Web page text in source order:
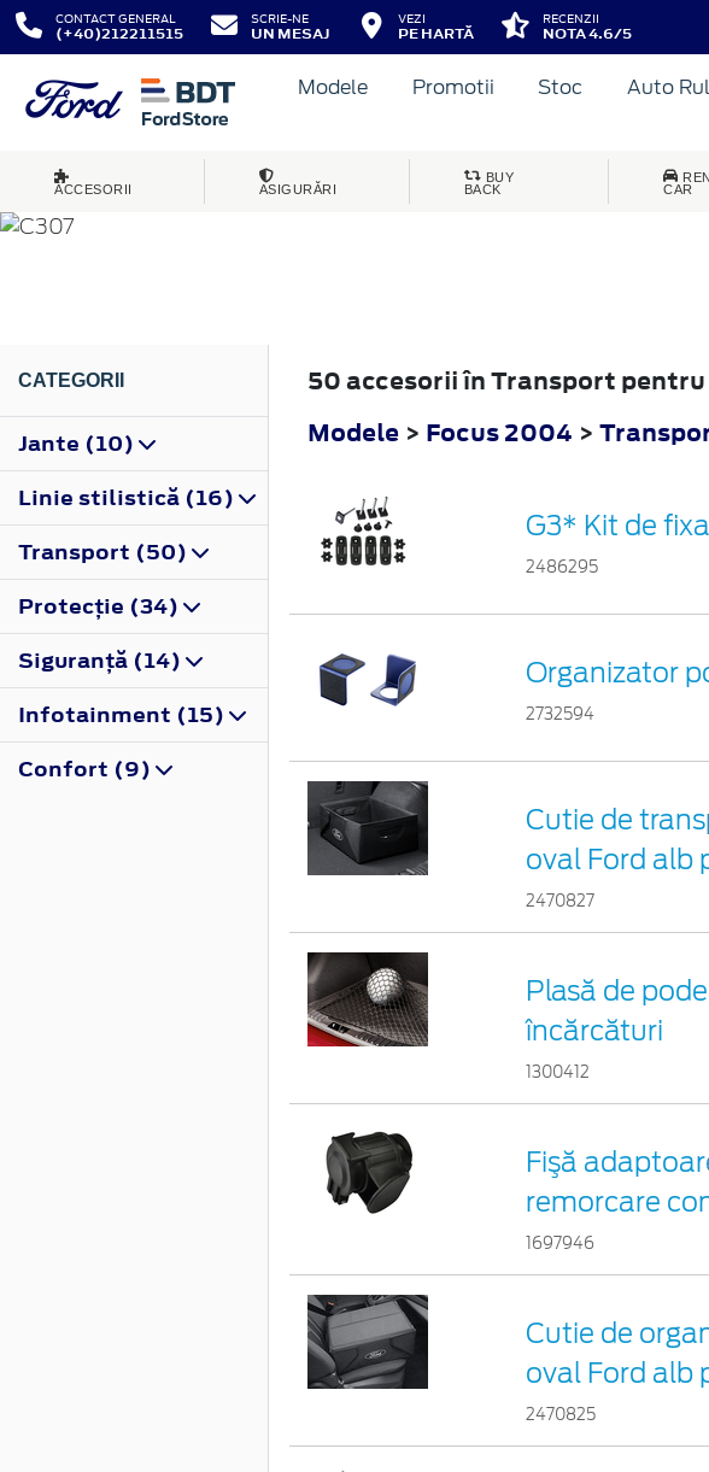
CONTACT GENERAL
(+40)212211515
SCRIE-NE
UN MESAJ
VEZI
PE HARTĂ
RECENZII
NOTA 4.6/5
Modele Promotii Stoc Auto
ACCESORII ASIGURĂRI
BUY
BACK
CAR
FOCUS
CATEGORII
Jante (10)
Linie stilistică (16)
Transport (50)
Protecţie (34)
Siguranţă (14)
Infotainment (15)
Confort (9)
50 accesorii în Transport
Modele > Focus 2004 >
G3* Kit de
2486295
Organizator
2732594
Cutie de
oval Ford alb
2470827
Plasă de
încărcături
1300412
Fişă
remorcare
1697946
Cutie de
oval Ford alb
2470825